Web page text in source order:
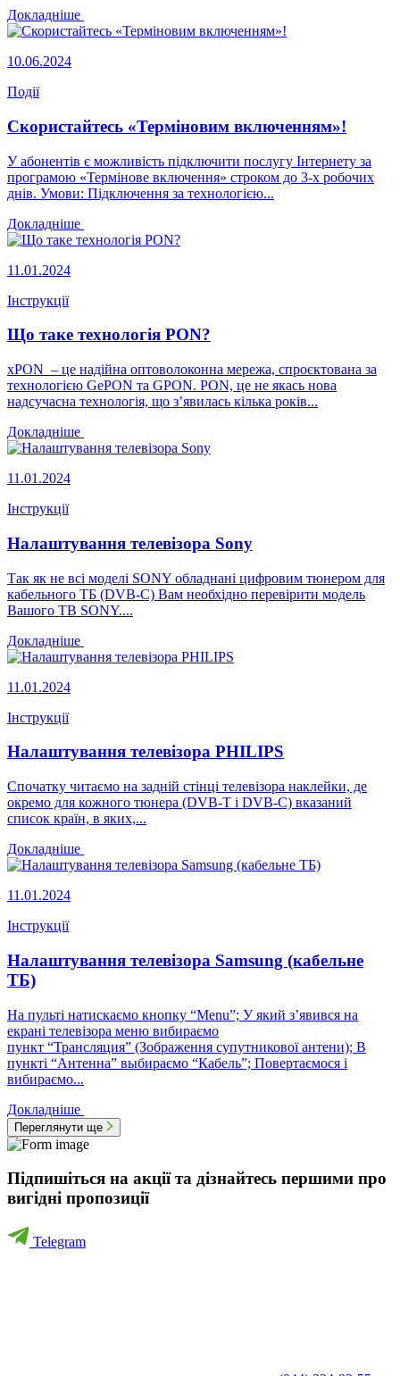
Докладніше
10.06.2024
Події
Скористайтесь «Терміновим включенням»!
У абонентів є можливість підключити послугу Інтернету за
програмою «Термінове включення» строком до 3-х робочих
днів. Умови: Підключення за технологією...
Докладніше
11.01.2024
Інструкції
Що таке технологія PON?
xPON – це надійна оптоволоконна мережа, спроєктована за
технологією GePON та GPON. PON, це не якась нова
надсучасна технологія, що з’явилась кілька років...
Докладніше
11.01.2024
Інструкції
Налаштування телевізора Sony
Так як не всі моделі SONY обладнані цифровим тюнером для
кабельного ТБ (DVB-C) Вам необхідно перевірити модель
Вашого ТВ SONY....
Докладніше
11.01.2024
Інструкції
Налаштування телевізора PHILIPS
Спочатку читаємо на задній стінці телевізора наклейки, де
окремо для кожного тюнера (DVB-T і DVB-C) вказаний
список країн, в яких,...
Докладніше
11.01.2024
Інструкції
Налаштування телевізора Samsung (кабельне
ТБ)
На пульті натискаємо кнопку “Menu”; У який з’явився на
екрані телевізора меню вибираємо
пункт “Трансляция” (Зображення супутникової антени); В
пункті “Антенна” выбираємо “Кабель”; Повертаємося і
вибираємо...
Докладніше
Переглянути ще
Підпишіться на акції та дізнайтесь першими про
вигідні пропозиції
Telegram